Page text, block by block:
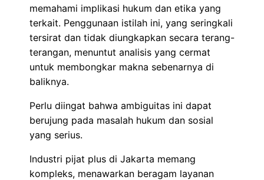
memahami implikasi hukum dan etika yang
terkait. Penggunaan istilah ini, yang seringkali
tersirat dan tidak diungkapkan secara terang-
terangan, menuntut analisis yang cermat
untuk membongkar makna sebenarnya di
baliknya.
Perlu diingat bahwa ambiguitas ini dapat
berujung pada masalah hukum dan sosial
yang serius.
Industri pijat plus di Jakarta memang
kompleks, menawarkan beragam layanan